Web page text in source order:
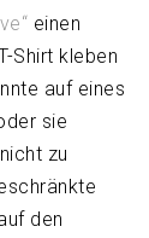
einen
Shirt kleben
auf eines
sie
zu
den